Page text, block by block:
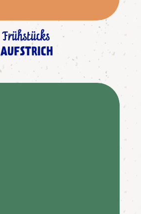
Frühstücks
AUFSTRICH